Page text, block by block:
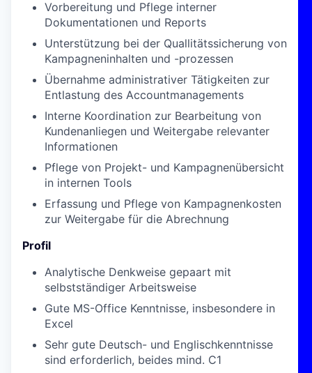
Vorbereitung und Pflege interner
Dokumentationen und Reports
Unterstützung bei der Quallitätssicherung von
Kampagneninhalten und -prozessen
Übernahme administrativer Tätigkeiten zur
Entlastung des Accountmanagements
Interne Koordination zur Bearbeitung von
Kundenanliegen und Weitergabe relevanter
Informationen
Pflege von Projekt- und Kampagnenübersicht
in internen Tools
Erfassung und Pflege von Kampagnenkosten
zur Weitergabe für die Abrechnung
Profil
Analytische Denkweise gepaart mit
selbstständiger Arbeitsweise
Gute MS-Office Kenntnisse, insbesondere in
Excel
Sehr gute Deutsch- und Englischkenntnisse
sind erforderlich, beides mind. C1